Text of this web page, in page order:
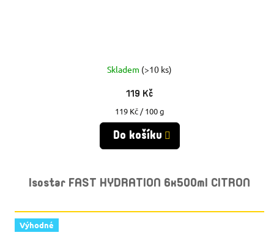
Skladem (>10 ks)
119 Kč
Měrná
cena:
119 Kč / 100 g
Do košíku
Isostar FAST HYDRATION 6x500ml CITRON
Výhodné